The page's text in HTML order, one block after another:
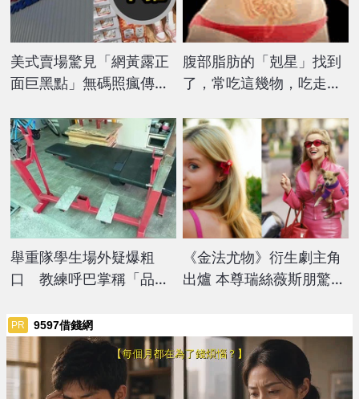
美式賣場驚見「網黃露正
面巨黑點」無碼照瘋傳！
方出手了
腹部脂肪的「剋星」找到
了，常吃這幾物，吃走大
舉重隊學生場外疑爆粗
口 教練呼巴掌稱「品德
《金法尤物》衍生劇主角
出爐 本尊瑞絲薇斯朋驚：
PR 9597借錢網